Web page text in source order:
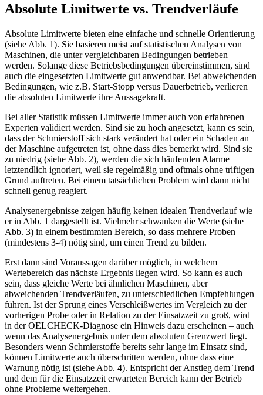
Absolute Limitwerte vs. Trendverläufe
Absolute Limitwerte bieten eine einfache und schnelle Orientierung
(siehe Abb. 1). Sie basieren meist auf statistischen Analysen von
Maschinen, die unter vergleichbaren Bedingungen betrieben
werden. Solange diese Betriebsbedingungen übereinstimmen, sind
auch die eingesetzten Limitwerte gut anwendbar. Bei abweichenden
Bedingungen, wie z.B. Start-Stopp versus Dauerbetrieb, verlieren
die absoluten Limitwerte ihre Aussagekraft.
Bei aller Statistik müssen Limitwerte immer auch von erfahrenen
Experten validiert werden. Sind sie zu hoch angesetzt, kann es sein,
dass der Schmierstoff sich stark verändert hat oder ein Schaden an
der Maschine aufgetreten ist, ohne dass dies bemerkt wird. Sind sie
zu niedrig (siehe Abb. 2), werden die sich häufenden Alarme
letztendlich ignoriert, weil sie regelmäßig und oftmals ohne triftigen
Grund auftreten. Bei einem tatsächlichen Problem wird dann nicht
schnell genug reagiert.
Analysenergebnisse zeigen häufig keinen idealen Trendverlauf wie
er in Abb. 1 dargestellt ist. Vielmehr schwanken die Werte (siehe
Abb. 3) in einem bestimmten Bereich, so dass mehrere Proben
(mindestens 3-4) nötig sind, um einen Trend zu bilden.
Erst dann sind Voraussagen darüber möglich, in welchem
Wertebereich das nächste Ergebnis liegen wird. So kann es auch
sein, dass gleiche Werte bei ähnlichen Maschinen, aber
abweichenden Trendverläufen, zu unterschiedlichen Empfehlungen
führen. Ist der Sprung eines Verschleißwertes im Vergleich zu der
vorherigen Probe oder in Relation zu der Einsatzzeit zu groß, wird
in der OELCHECK-Diagnose ein Hinweis dazu erscheinen – auch
wenn das Analysenergebnis unter dem absoluten Grenzwert liegt.
Besonders wenn Schmierstoffe bereits sehr lange im Einsatz sind,
können Limitwerte auch überschritten werden, ohne dass eine
Warnung nötig ist (siehe Abb. 4). Entspricht der Anstieg dem Trend
und dem für die Einsatzzeit erwarteten Bereich kann der Betrieb
ohne Probleme weitergehen.